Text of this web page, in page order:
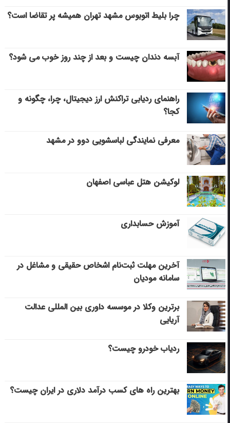
چرا بلیط اتوبوس مشهد تهران همیشه پر تقاضا است؟
آبسه دندان چیست و بعد از چند روز خوب می‌ شود؟
راهنمای ردیابی تراکنش ارز دیجیتال، چرا، چگونه و
کجا؟
معرفی نمایندگی لباسشویی دوو در مشهد
لوکیشن هتل عباسی اصفهان
آموزش حسابداری
آخرین مهلت ثبت‌نام اشخاص حقیقی و مشاغل در
سامانه مودیان
برترین وکلا در موسسه داوری بین المللی عدالت
آریایی
ردیاب خودرو چیست؟
بهترین راه های کسب درآمد دلاری در ایران چیست؟